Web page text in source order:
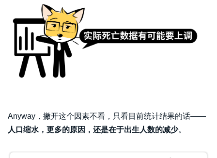
Anyway，撇开这个因素不看，只看目前统计结果的话——
人口缩水，更多的原因，还是在于出生人数的减少。